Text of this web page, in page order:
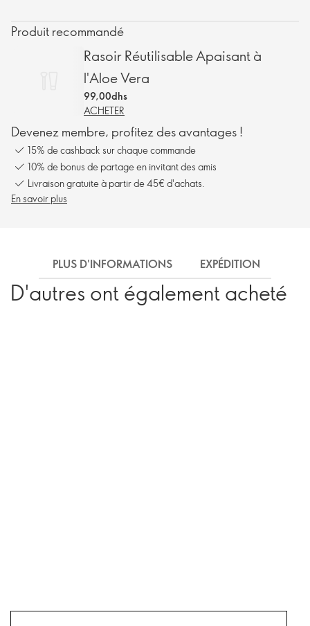
Produit recommandé
Rasoir Réutilisable Apaisant à
l'Aloe Vera
99,00dhs
ACHETER
Devenez membre, profitez des avantages !
15% de cashback sur chaque commande
10% de bonus de partage en invitant des amis
Livraison gratuite à partir de 45€ d'achats.
En savoir plus
PLUS D'INFORMATIONS EXPÉDITION
D'autres ont également acheté